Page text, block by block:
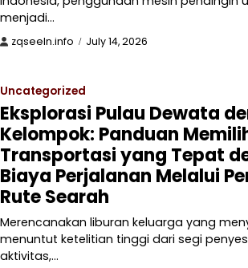
menjadi…
zqseeln.info July 14, 2026
Uncategorized
Eksplorasi Pulau Dewata
Kelompok: Panduan
Transportasi yang Tepat
Biaya Perjalanan Melalui
Rute Searah
Merencanakan liburan keluarga yang
menuntut ketelitian tinggi dari segi
aktivitas,…